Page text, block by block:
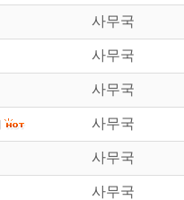
사무국
사무국
사무국
사무국
사무국
사무국